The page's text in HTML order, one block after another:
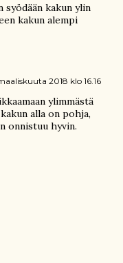
syödään kakun ylin
kakun alempi
2018 klo 16.16
ylimmästä
alla on pohja,
onnistuu hyvin.